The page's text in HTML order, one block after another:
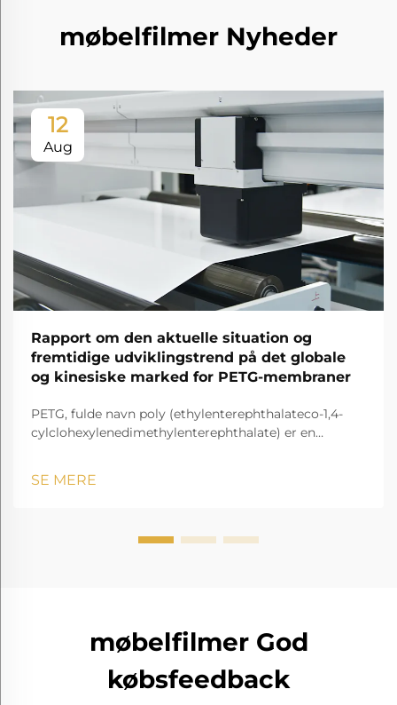
møbelfilmer Nyheder
12
Aug
Rapport om den aktuelle situation og
fremtidige udviklingstrend på det globale
og kinesiske marked for PETG-membraner
PETG, fulde navn poly (ethylenterephthalateco-1,4-
cylclohexylenedimethylenterephthalate) er en
SE MERE
møbelfilmer God
købsfeedback